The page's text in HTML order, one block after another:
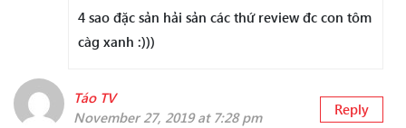
4 sao đặc sản hải sản các thứ review đc con tôm
càg xanh :)))
Táo TV
November 27, 2019 at 7:28 pm
Reply